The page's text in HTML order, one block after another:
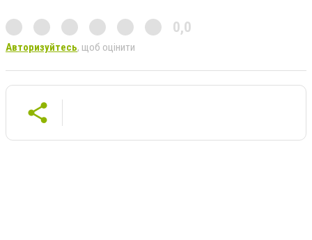
0,0
Авторизуйтесь, щоб оцінити